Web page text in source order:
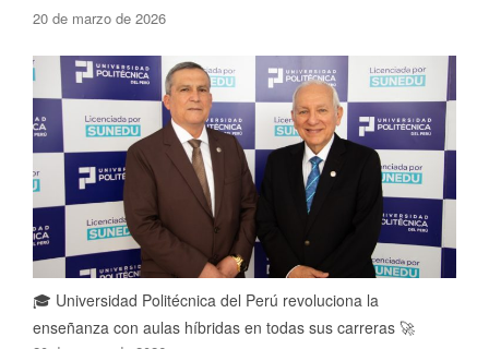
20 de marzo de 2026
🎓 Universidad Politécnica del Perú revoluciona la
enseñanza con aulas híbridas en todas sus carreras 🚀